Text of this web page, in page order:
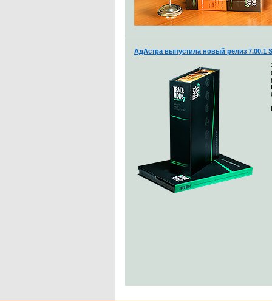
АдАстра выпустила новый релиз 7.00.1